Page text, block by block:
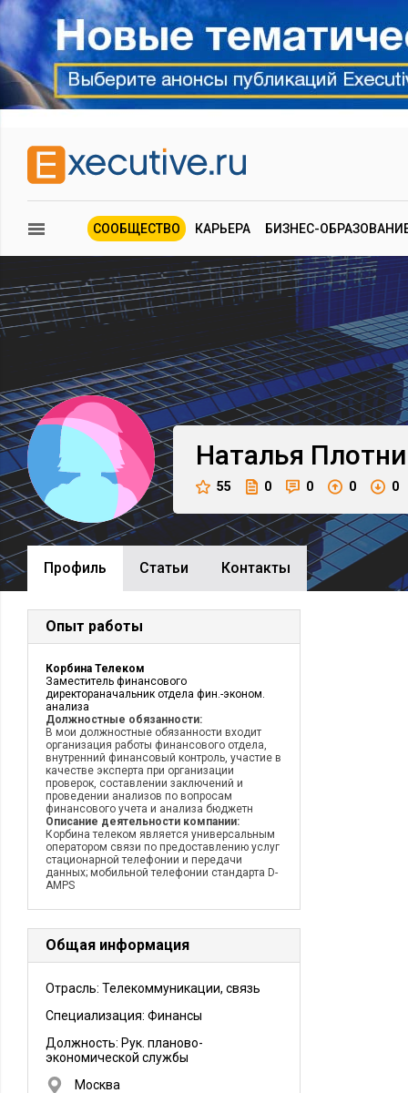
СООБЩЕСТВО КАРЬЕРА БИЗНЕС-
Наталья
55 0 0 0 0
Профиль Cтатьи Контакты
Опыт работы
Корбина Телеком
Заместитель финансового
директораначальник отдела фин.-эконом.
анализа
Должностные обязанности:
В мои должностные обязанности входит
организация работы финансового отдела,
внутренний финансовый контроль, участие в
качестве эксперта при организации
проверок, составлении заключений и
проведении анализов по вопросам
финансового учета и анализа бюджетн
Описание деятельности компании:
Корбина телеком является универсальным
оператором связи по предоставлению услуг
стационарной телефонии и передачи
данных; мобильной телефонии стандарта D-
AMPS
Общая информация
Отрасль: Телекоммуникации, связь
Специализация: Финансы
Должность: Рук. планово-
экономической службы
Москва